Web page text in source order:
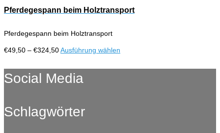
Produktseite
€324,50
mehrere
Varianten
können
Pferdegespann beim Holztransport
Pferdegespann beim Holztransport
€49,50 – €324,50Preisspanne:
bis
€324,50
Ausführung wählen
weist
Social Media
Schlagwörter